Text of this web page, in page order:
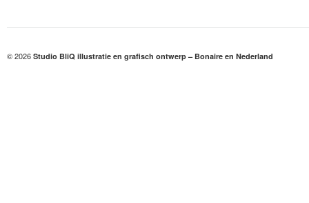
© 2026 Studio BliQ illustratie en grafisch ontwerp – Bonaire en Nederland